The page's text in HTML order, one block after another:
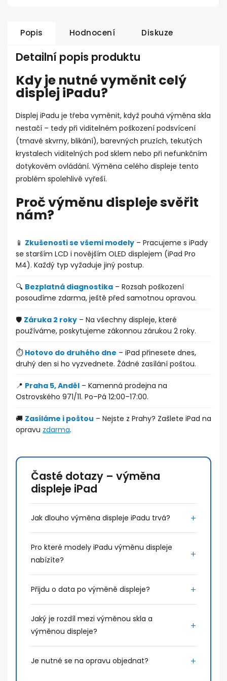
Popis Hodnocení Diskuze
Detailní popis produktu
Kdy je nutné vyměnit celý
displej iPadu?
Displej iPadu je třeba vyměnit, když pouhá výměna skla
nestačí – tedy při viditelném poškození podsvícení
(tmavé skvrny, blikání), barevných pruzích, tekutých
krystalech viditelných pod sklem nebo při nefunkčním
dotykovém ovládání. Výměna celého displeje tento
problém spolehlivě vyřeší.
Proč výměnu displeje svěřit
nám?
📱 Zkušenosti se všemi modely – Pracujeme s iPady
se starším LCD i novějším OLED displejem (iPad Pro
M4). Každý typ vyžaduje jiný postup.
🔍 Bezplatná diagnostika – Rozsah poškození
posoudíme zdarma, ještě před samotnou opravou.
🛡️ Záruka 2 roky – Na všechny displeje, které
používáme, poskytujeme zákonnou zárukou 2 roky.
⏱️ Hotovo do druhého dne – iPad přinesete dnes,
druhý den si ho vyzvednete. Žádné zasílání poštou.
📍 Praha 5, Anděl – Kamenná prodejna na
Ostrovského 971/11. Po–Pá 12:00–17:00.
🚚 Zasíláme i poštou – Nejste z Prahy? Zašlete iPad na
opravu zdarma.
Časté dotazy – výměna
displeje iPad
Jak dlouho výměna displeje iPadu trvá?
Pro které modely iPadu výměnu displeje
nabízíte?
Přijdu o data po výměně displeje?
Jaký je rozdíl mezi výměnou skla a
výměnou displeje?
Je nutné se na opravu objednat?